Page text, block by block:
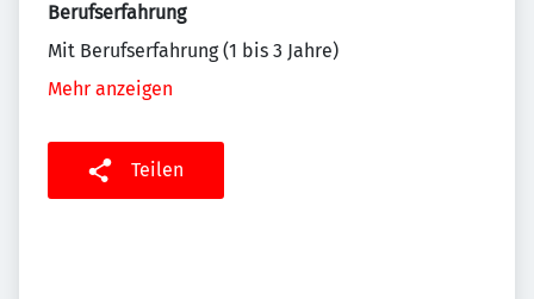
Berufserfahrung
Mit Berufserfahrung (1 bis 3 Jahre)
Mehr anzeigen
Teilen